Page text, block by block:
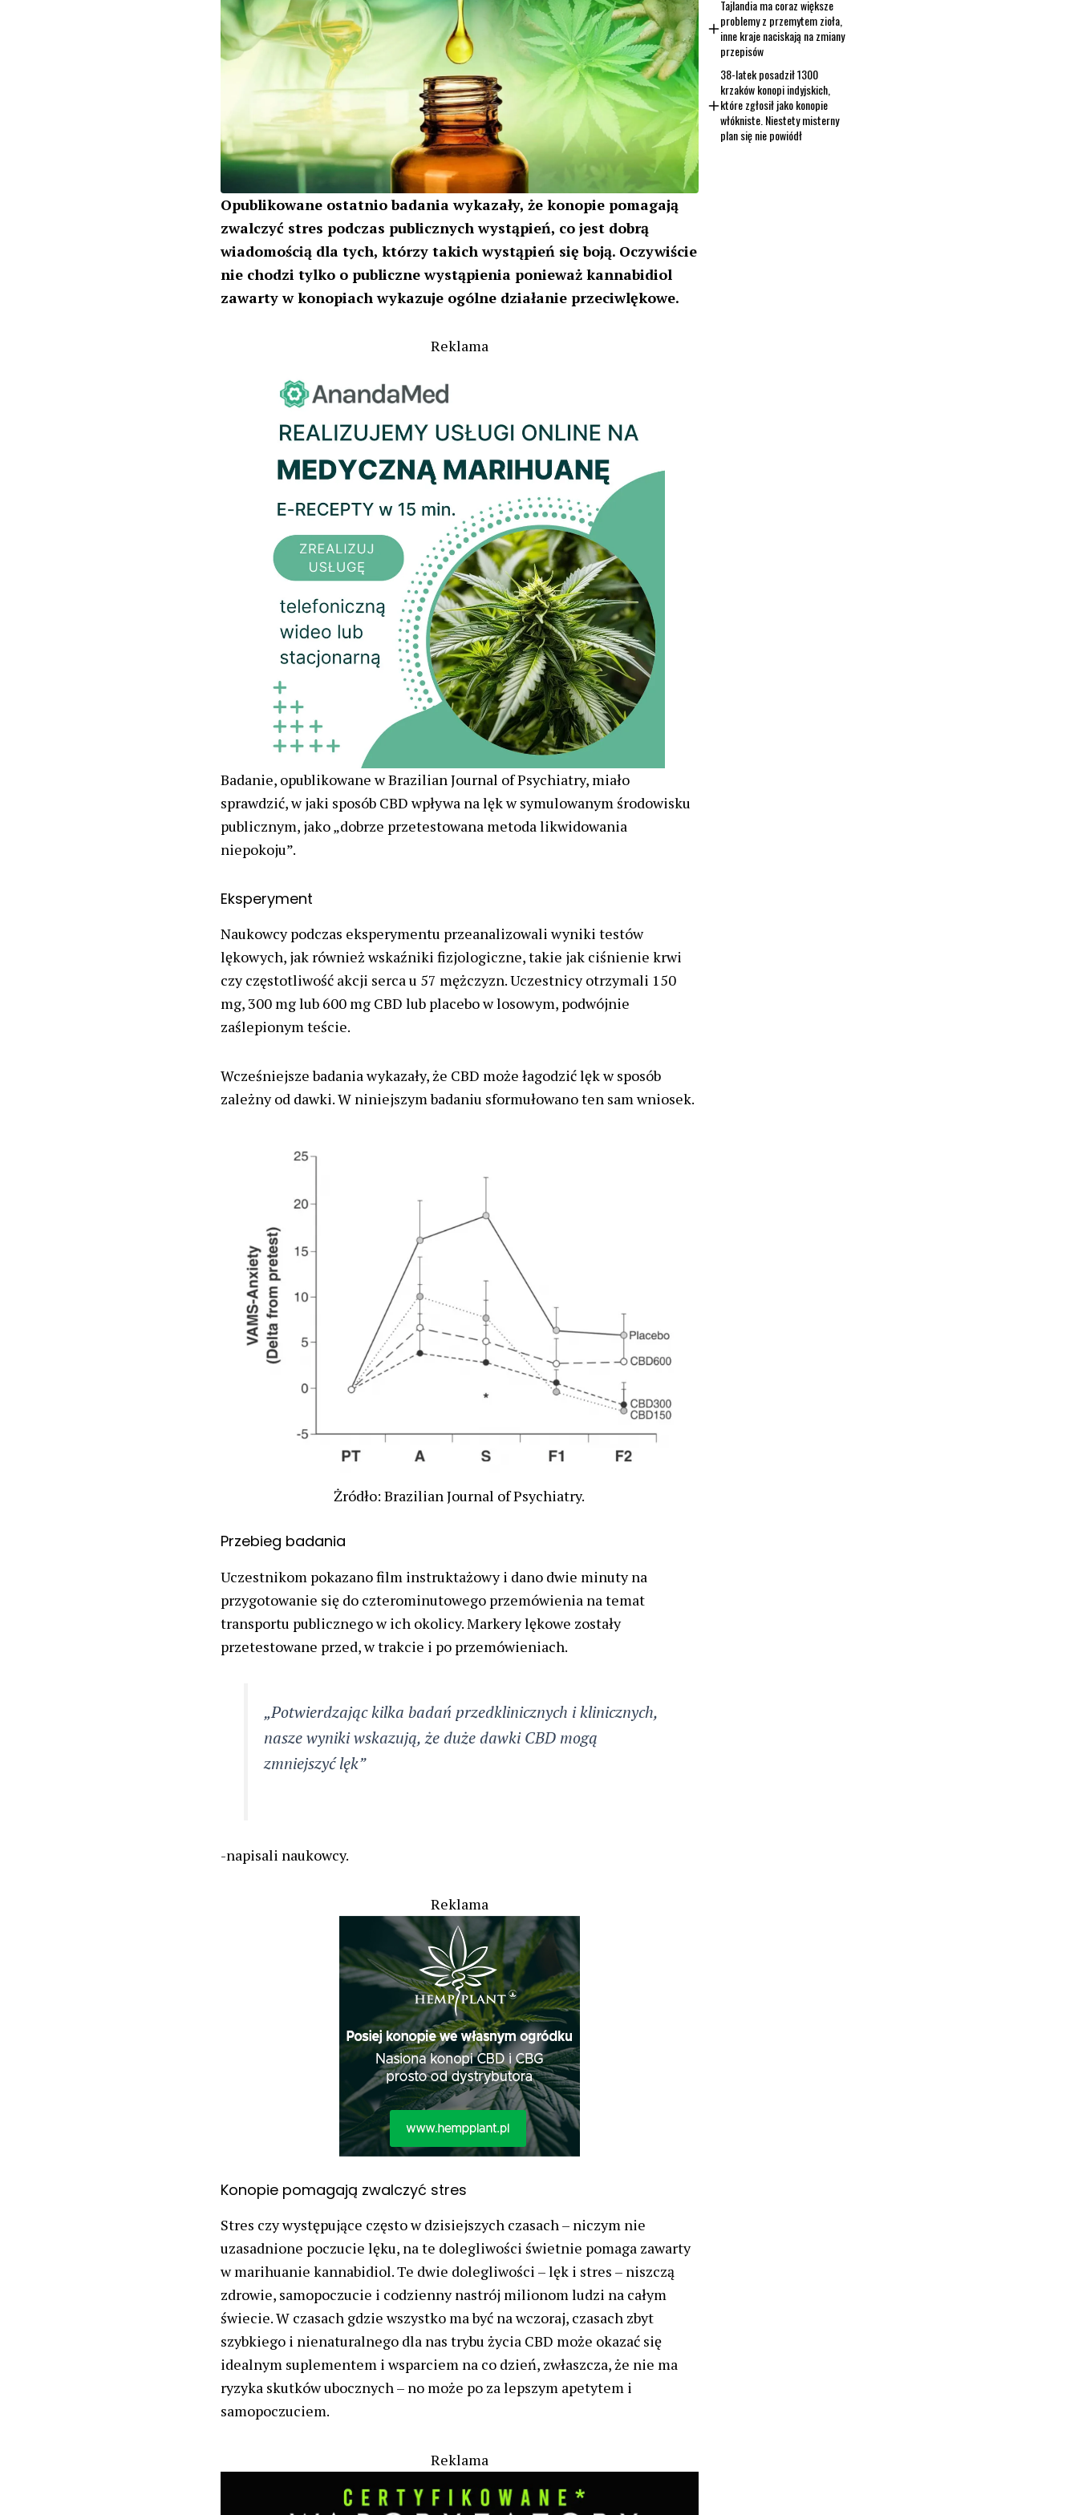
r
Opublikowane ostatnio badania wykazały, że konopie pomagają
zwalczyć stres podczas publicznych wystąpień, co jest dobrą
wiadomością dla tych, którzy takich wystąpień się boją. Oczywiście
nie chodzi tylko o publiczne wystąpienia ponieważ kannabidiol
zawarty w konopiach wykazuje ogólne działanie przeciwlękowe.
Reklama
Badanie, opublikowane w Brazilian Journal of Psychiatry, miało
sprawdzić, w jaki sposób CBD wpływa na lęk w symulowanym środowisku
publicznym, jako „dobrze przetestowana metoda likwidowania
niepokoju”.
Eksperyment
Naukowcy podczas eksperymentu przeanalizowali wyniki testów
lękowych, jak również wskaźniki fizjologiczne, takie jak ciśnienie krwi
czy częstotliwość akcji serca u 57 mężczyzn. Uczestnicy otrzymali 150
mg, 300 mg lub 600 mg CBD lub placebo w losowym, podwójnie
zaślepionym teście.
Wcześniejsze badania wykazały, że CBD może łagodzić lęk w sposób
zależny od dawki. W niniejszym badaniu sformułowano ten sam wniosek.
Żródło: Brazilian Journal of Psychiatry.
Przebieg badania
Uczestnikom pokazano film instruktażowy i dano dwie minuty na
przygotowanie się do czterominutowego przemówienia na temat
transportu publicznego w ich okolicy. Markery lękowe zostały
przetestowane przed, w trakcie i po przemówieniach.
„Potwierdzając kilka badań przedklinicznych i klinicznych,
nasze wyniki wskazują, że duże dawki CBD mogą
zmniejszyć lęk”
-napisali naukowcy.
Reklama
Konopie pomagają zwalczyć stres
Stres czy występujące często w dzisiejszych czasach – niczym nie
uzasadnione poczucie lęku, na te dolegliwości świetnie pomaga zawarty
w marihuanie kannabidiol. Te dwie dolegliwości – lęk i stres – niszczą
zdrowie, samopoczucie i codzienny nastrój milionom ludzi na całym
świecie. W czasach gdzie wszystko ma być na wczoraj, czasach zbyt
szybkiego i nienaturalnego dla nas trybu życia CBD może okazać się
idealnym suplementem i wsparciem na co dzień, zwłaszcza, że nie ma
ryzyka skutków ubocznych – no może po za lepszym apetytem i
samopoczuciem.
Reklama
Tajlandia ma coraz większe
problemy z przemytem zioła,
inne kraje naciskają na zmiany
przepisów
38-latek posadził 1300
krzaków konopi indyjskich,
które zgłosił jako konopie
włókniste. Niestety misterny
plan się nie powiódł